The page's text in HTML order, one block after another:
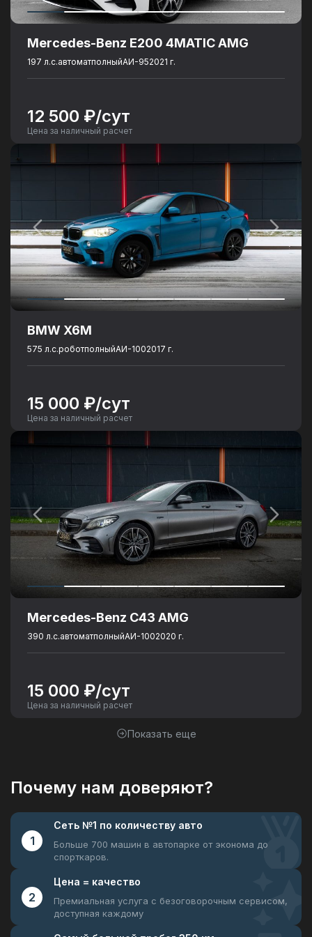
Mercedes-Benz E200 4MATIC AMG
197 л.с.автоматполныйАИ-952021 г.
12 500 ₽/сут
Цена за наличный расчет
BMW X6M
575 л.с.роботполныйАИ-1002017 г.
15 000 ₽/сут
Цена за наличный расчет
Mercedes-Benz C43 AMG
390 л.с.автоматполныйАИ-1002020 г.
15 000 ₽/сут
Цена за наличный расчет
Показать еще
Почему нам доверяют?
1
Сеть №1 по количеству авто
Больше 700 машин в автопарке от эконома до
спорткаров.
2
Цена = качество
Премиальная услуга с безоговорочным сервисом,
доступная каждому